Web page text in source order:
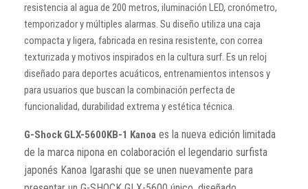
resistencia al agua de 200 metros, iluminación LED, cronómetro,
temporizador y múltiples alarmas. Su diseño utiliza una caja
compacta y ligera, fabricada en resina resistente, con correa
texturizada y motivos inspirados en la cultura surf. Es un reloj
diseñado para deportes acuáticos, entrenamientos intensos y
para usuarios que buscan la combinación perfecta de
funcionalidad, durabilidad extrema y estética técnica.
G-Shock GLX-5600KB-1 Kanoa es la nueva edición limitada
de la marca nipona en colaboración el legendario surfista
japonés Kanoa Igarashi que se unen nuevamente para